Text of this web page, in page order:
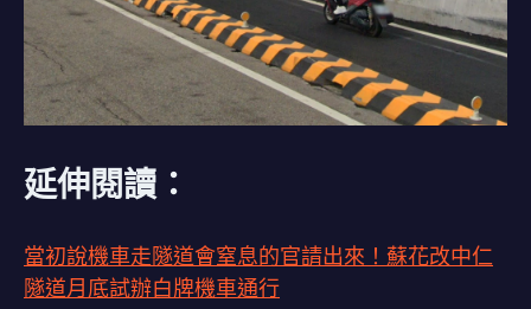
延伸閱讀：
當初說機車走隧道會窒息的官請出來！蘇花改中仁
隧道月底試辦白牌機車通行